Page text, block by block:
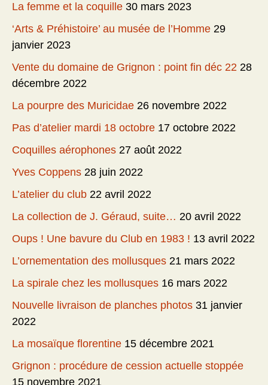
La femme et la coquille 30 mars 2023
‘Arts & Préhistoire’ au musée de l’Homme 29
janvier 2023
Vente du domaine de Grignon : point fin déc 22 28
décembre 2022
La pourpre des Muricidae 26 novembre 2022
Pas d’atelier mardi 18 octobre 17 octobre 2022
Coquilles aérophones 27 août 2022
Yves Coppens 28 juin 2022
L’atelier du club 22 avril 2022
La collection de J. Géraud, suite… 20 avril 2022
Oups ! Une bavure du Club en 1983 ! 13 avril 2022
L’ornementation des mollusques 21 mars 2022
La spirale chez les mollusques 16 mars 2022
Nouvelle livraison de planches photos 31 janvier
2022
La mosaïque florentine 15 décembre 2021
Grignon : procédure de cession actuelle stoppée
15 novembre 2021